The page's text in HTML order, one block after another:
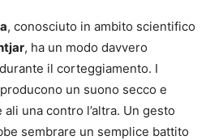
, conosciuto in ambito scientifico
, ha un modo davvero
il corteggiamento. I
un suono secco e
una contro l’altra. Un gesto
sembrare un semplice battito